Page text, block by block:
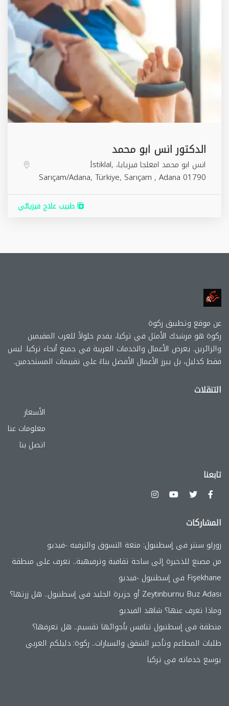
الدكتور انس ابو محمد
انس ابو محمد امعلجا فيزيايا، İstiklal,
Sarıçam/Adana, Türkiye, Sarıçam , Adana 01790
طبيب علاج فيزيائي
عن موقع وتطببق ركوة
ركوة هو مرشدك الأمثل في تركيا، يقدم حلولاً للعرب المقيمين
والزائرين. يعرض الأعمال والخدمات العربية في جميع أنحاء تركيا. ليس
فقط كدليل، بل يبرز الأعمال الأفضل بناءً على تقييمات المستخدمين.
التنقلات
الأسعار
معلومات عنا
اتصل بنا
تابعنا
المشاركات
زورلو سنتر في إسطنبول: متعة التسوق والترفيه -فيديو
من مصنع للذخيرة إلى ساحة ثقافية وترفيهية.. تعرف على منطقة
Fişekhane في إسطنبول -فيديو
Zeytinburnu Buz Adası أو جزيرة الجليد في إسطنبول.. هل زرتها؟
وماذا تعرف عنها؟ شاهد الفيديو
منطقة في إسطنبول تنافس بأجوائها تقسيم.. هل تعرفها؟
طلبات المطاعم وتأجير الشقق والسيارات.. ركوة: دليلكم العربي
يوسع خدماته في تركيا